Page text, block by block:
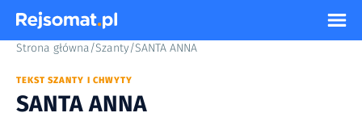
Strona główna/Szanty/SANTA ANNA
TEKST SZANTY I CHWYTY
SANTA ANNA